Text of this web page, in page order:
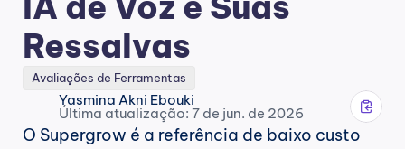
Ressalvas
Avaliações de Ferramentas
Yasmina Akni Ebouki
Última atualização: 7 de jun. de 2026
O Supergrow é a referência de baixo custo